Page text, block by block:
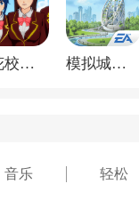
樱花校园模拟器1.048.00中文版 模拟城市我是巿长联机版
音乐 轻松